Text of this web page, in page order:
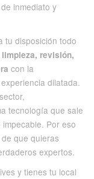
inmediato y
tu disposición todo
revisión,
con la
dilatada.
tecnología que sale
Por eso
que quieras
expertos.
y tienes tu local